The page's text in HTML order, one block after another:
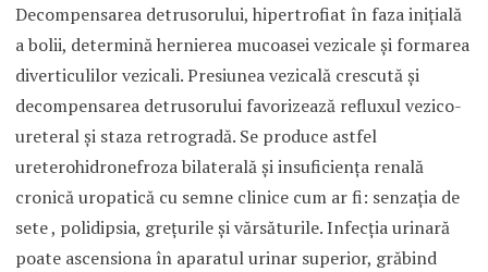
Decompensarea detrusorului, hipertrofiat în faza iniţială
a bolii, determină hernierea mucoasei vezicale şi formarea
diverticulilor vezicali. Presiunea vezicală crescută şi
decompensarea detrusorului favorizează refluxul vezico-
ureteral şi staza retrogradă. Se produce astfel
ureterohidronefroza bilaterală şi insuficienţa renală
cronică uropatică cu semne clinice cum ar fi: senzaţia de
sete , polidipsia, greţurile şi vărsăturile. Infecţia urinară
poate ascensiona în aparatul urinar superior, grăbind